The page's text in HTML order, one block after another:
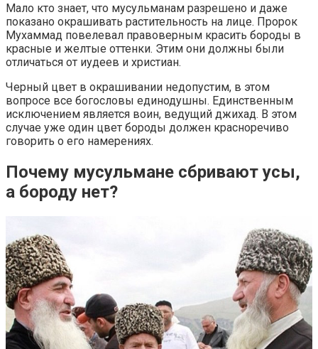
Мало кто знает, что мусульманам разрешено и даже
показано окрашивать растительность на лице. Пророк
Мухаммад повелевал правоверным красить бороды в
красные и желтые оттенки. Этим они должны были
отличаться от иудеев и христиан.
Черный цвет в окрашивании недопустим, в этом
вопросе все богословы единодушны. Единственным
исключением является воин, ведущий джихад. В этом
случае уже один цвет бороды должен красноречиво
говорить о его намерениях.
Почему мусульмане сбривают усы,
а бороду нет?